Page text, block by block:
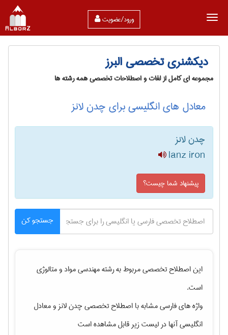
ورود/عضویت
دیکشنری تخصصی البرز
مجموعه ای کامل از لغات و اصطلاحات تخصصی همه رشته ها
معادل های انگلیسی برای چدن لانز
چدن لانز
lanz iron
پیشنهاد شما چیست؟
جستجو کن
این اصطلاح تخصصی مربوط به رشتهمهندسی مواد و متالوژی
است.
واژه های فارسی مشابه با اصطلاح تخصصیچدن لانزو معادل
انگلیسی آنها در لیست زیر قابل مشاهده است